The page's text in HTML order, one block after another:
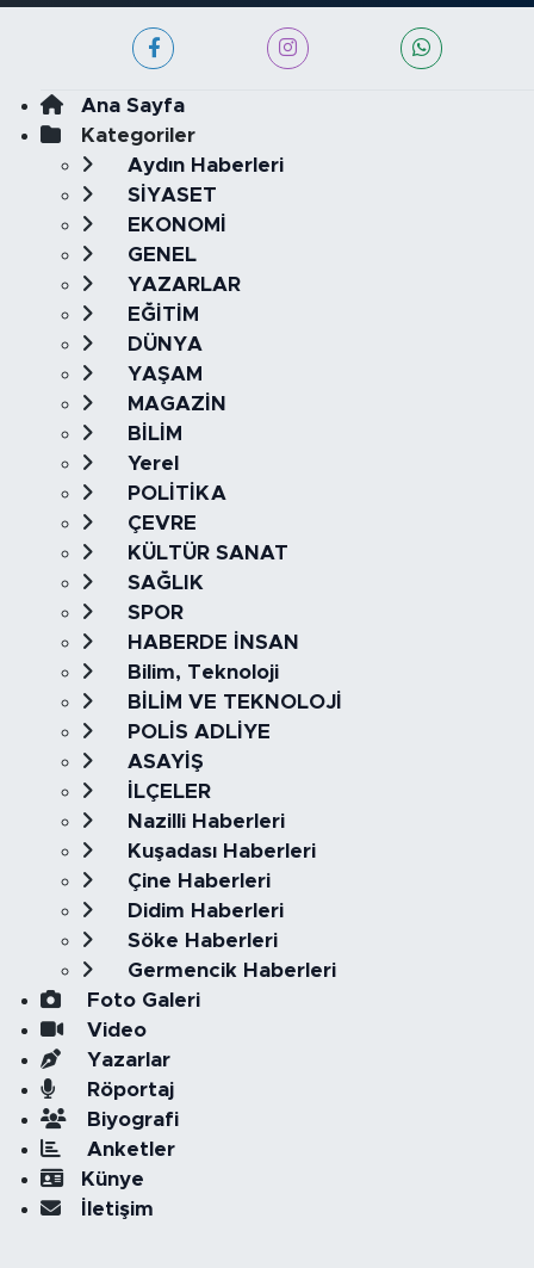
Ana Sayfa
Kategoriler
Aydın Haberleri
SİYASET
EKONOMİ
GENEL
YAZARLAR
EĞİTİM
DÜNYA
YAŞAM
MAGAZİN
BİLİM
Yerel
POLİTİKA
ÇEVRE
KÜLTÜR SANAT
SAĞLIK
SPOR
HABERDE İNSAN
Bilim, Teknoloji
BİLİM VE TEKNOLOJİ
POLİS ADLİYE
ASAYİŞ
İLÇELER
Nazilli Haberleri
Kuşadası Haberleri
Çine Haberleri
Didim Haberleri
Söke Haberleri
Germencik Haberleri
Foto Galeri
Video
Yazarlar
Röportaj
Biyografi
Anketler
Künye
İletişim